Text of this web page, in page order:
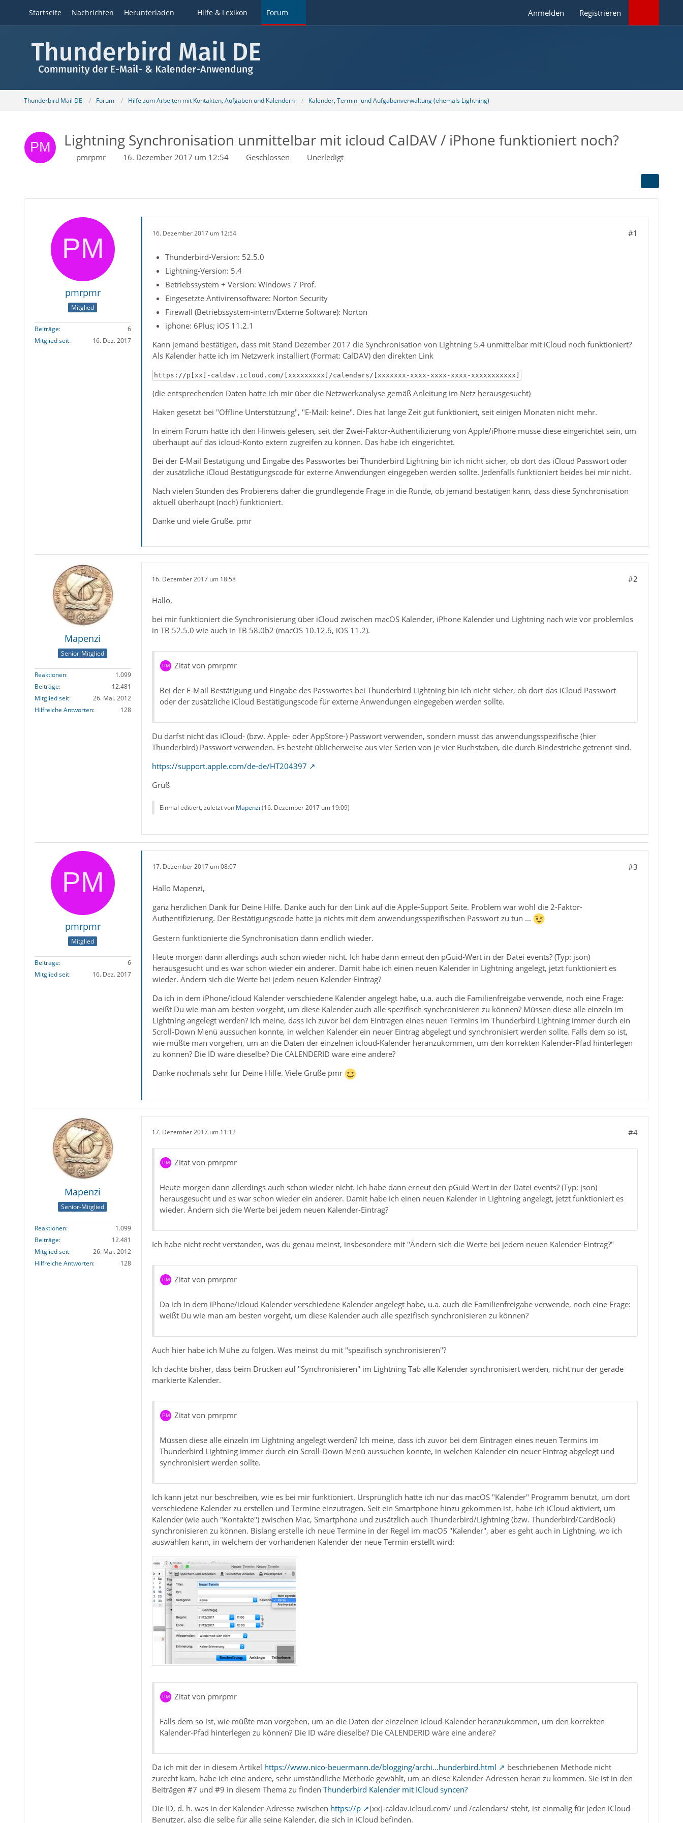
Startseite Nachrichten Herunterladen Hilfe & Lexikon Forum Anmelden Registrieren
Thunderbird Mail DE Forum Hilfe zum Arbeiten mit Kontakten, Aufgaben und Kalendern Kalender, Termin- und Aufgabenverwaltung (ehemals Lightning)
Lightning Synchronisation unmittelbar mit icloud CalDAV / iPhone funktioniert noch?
pmrpmr 16. Dezember 2017 um 12:54 Geschlossen Unerledigt
pmrpmr
Mitglied
Beiträge
6
Mitglied seit
16. Dez. 2017
16. Dezember 2017 um 12:54 #1
Thunderbird-Version: 52.5.0
Lightning-Version: 5.4
Betriebssystem + Version: Windows 7 Prof.
Eingesetzte Antivirensoftware: Norton Security
Firewall (Betriebssystem-intern/Externe Software): Norton
iphone: 6Plus; iOS 11.2.1
Kann jemand bestätigen, dass mit Stand Dezember 2017 die Synchronisation von Lightning 5.4 unmittelbar mit iCloud noch funktioniert?
Als Kalender hatte ich im Netzwerk installiert (Format: CalDAV) den direkten Link
https://p[xx]-caldav.icloud.com/[xxxxxxxxx]/calendars/[xxxxxxx-xxxx-xxxx-xxxx-xxxxxxxxxxx]
(die entsprechenden Daten hatte ich mir über die Netzwerkanalyse gemäß Anleitung im Netz herausgesucht)
Haken gesetzt bei "Offline Unterstützung", "E-Mail: keine". Dies hat lange Zeit gut funktioniert, seit einigen Monaten nicht mehr.
In einem Forum hatte ich den Hinweis gelesen, seit der Zwei-Faktor-Authentifizierung von Apple/iPhone müsse diese eingerichtet sein, um
überhaupt auf das icloud-Konto extern zugreifen zu können. Das habe ich eingerichtet.
Bei der E-Mail Bestätigung und Eingabe des Passwortes bei Thunderbird Lightning bin ich nicht sicher, ob dort das iCloud Passwort oder
der zusätzliche iCloud Bestätigungscode für externe Anwendungen eingegeben werden sollte. Jedenfalls funktioniert beides bei mir nicht.
Nach vielen Stunden des Probierens daher die grundlegende Frage in die Runde, ob jemand bestätigen kann, dass diese Synchronisation
aktuell überhaupt (noch) funktioniert.
Danke und viele Grüße. pmr
Mapenzi
Senior-Mitglied
Reaktionen
1.099
Beiträge
12.481
Mitglied seit
26. Mai. 2012
Hilfreiche Antworten
128
16. Dezember 2017 um 18:58 #2
Hallo,
bei mir funktioniert die Synchronisierung über iCloud zwischen macOS Kalender, iPhone Kalender und Lightning nach wie vor problemlos
in TB 52.5.0 wie auch in TB 58.0b2 (macOS 10.12.6, iOS 11.2).
Zitat von pmrpmr
Bei der E-Mail Bestätigung und Eingabe des Passwortes bei Thunderbird Lightning bin ich nicht sicher, ob dort das iCloud Passwort
oder der zusätzliche iCloud Bestätigungscode für externe Anwendungen eingegeben werden sollte.
Du darfst nicht das iCloud- (bzw. Apple- oder AppStore-) Passwort verwenden, sondern musst das anwendungsspezifische (hier
Thunderbird) Passwort verwenden. Es besteht üblicherweise aus vier Serien von je vier Buchstaben, die durch Bindestriche getrennt sind.
https://support.apple.com/de-de/HT204397
Gruß
Einmal editiert, zuletzt von Mapenzi (16. Dezember 2017 um 19:09)
pmrpmr
Mitglied
Beiträge
6
Mitglied seit
16. Dez. 2017
17. Dezember 2017 um 08:07 #3
Hallo Mapenzi,
ganz herzlichen Dank für Deine Hilfe. Danke auch für den Link auf die Apple-Support Seite. Problem war wohl die 2-Faktor-
Authentifizierung. Der Bestätigungscode hatte ja nichts mit dem anwendungsspezifischen Passwort zu tun ...
Gestern funktionierte die Synchronisation dann endlich wieder.
Heute morgen dann allerdings auch schon wieder nicht. Ich habe dann erneut den pGuid-Wert in der Datei events? (Typ: json)
herausgesucht und es war schon wieder ein anderer. Damit habe ich einen neuen Kalender in Lightning angelegt, jetzt funktioniert es
wieder. Ändern sich die Werte bei jedem neuen Kalender-Eintrag?
Da ich in dem iPhone/icloud Kalender verschiedene Kalender angelegt habe, u.a. auch die Familienfreigabe verwende, noch eine Frage:
weißt Du wie man am besten vorgeht, um diese Kalender auch alle spezifisch synchronisieren zu können? Müssen diese alle einzeln im
Lightning angelegt werden? Ich meine, dass ich zuvor bei dem Eintragen eines neuen Termins im Thunderbird Lightning immer durch ein
Scroll-Down Menü aussuchen konnte, in welchen Kalender ein neuer Eintrag abgelegt und synchronisiert werden sollte. Falls dem so ist,
wie müßte man vorgehen, um an die Daten der einzelnen icloud-Kalender heranzukommen, um den korrekten Kalender-Pfad hinterlegen
zu können? Die ID wäre dieselbe? Die CALENDERID wäre eine andere?
Danke nochmals sehr für Deine Hilfe. Viele Grüße pmr
Mapenzi
Senior-Mitglied
Reaktionen
1.099
Beiträge
12.481
Mitglied seit
26. Mai. 2012
Hilfreiche Antworten
128
17. Dezember 2017 um 11:12 #4
Zitat von pmrpmr
Heute morgen dann allerdings auch schon wieder nicht. Ich habe dann erneut den pGuid-Wert in der Datei events? (Typ: json)
herausgesucht und es war schon wieder ein anderer. Damit habe ich einen neuen Kalender in Lightning angelegt, jetzt funktioniert es
wieder. Ändern sich die Werte bei jedem neuen Kalender-Eintrag?
Ich habe nicht recht verstanden, was du genau meinst, insbesondere mit "Ändern sich die Werte bei jedem neuen Kalender-Eintrag?"
Zitat von pmrpmr
Da ich in dem iPhone/icloud Kalender verschiedene Kalender angelegt habe, u.a. auch die Familienfreigabe verwende, noch eine Frage:
weißt Du wie man am besten vorgeht, um diese Kalender auch alle spezifisch synchronisieren zu können?
Auch hier habe ich Mühe zu folgen. Was meinst du mit "spezifisch synchronisieren"?
Ich dachte bisher, dass beim Drücken auf "Synchronisieren" im Lightning Tab alle Kalender synchronisiert werden, nicht nur der gerade
markierte Kalender.
Zitat von pmrpmr
Müssen diese alle einzeln im Lightning angelegt werden? Ich meine, dass ich zuvor bei dem Eintragen eines neuen Termins im
Thunderbird Lightning immer durch ein Scroll-Down Menü aussuchen konnte, in welchen Kalender ein neuer Eintrag abgelegt und
synchronisiert werden sollte.
Ich kann jetzt nur beschreiben, wie es bei mir funktioniert. Ursprünglich hatte ich nur das macOS "Kalender" Programm benutzt, um dort
verschiedene Kalender zu erstellen und Termine einzutragen. Seit ein Smartphone hinzu gekommen ist, habe ich iCloud aktiviert, um
Kalender (wie auch "Kontakte") zwischen Mac, Smartphone und zusätzlich auch Thunderbird/Lightning (bzw. Thunderbird/CardBook)
synchronisieren zu können. Bislang erstelle ich neue Termine in der Regel im macOS "Kalender", aber es geht auch in Lightning, wo ich
auswählen kann, in welchem der vorhandenen Kalender der neue Termin erstellt wird:
Zitat von pmrpmr
Falls dem so ist, wie müßte man vorgehen, um an die Daten der einzelnen icloud-Kalender heranzukommen, um den korrekten
Kalender-Pfad hinterlegen zu können? Die ID wäre dieselbe? Die CALENDERID wäre eine andere?
Da ich mit der in diesem Artikel https://www.nico-beuermann.de/blogging/archi…hunderbird.html
beschriebenen Methode nicht
zurecht kam, habe ich eine andere, sehr umständliche Methode gewählt, um an diese Kalender-Adressen heran zu kommen. Sie ist in den
Beitrâgen #7 und #9 in diesem Thema zu finden Thunderbird Kalender mit ICloud syncen?
Die ID, d. h. was in der Kalender-Adresse zwischen https://p
[xx]-caldav.icloud.com/ und /calendars/ steht, ist einmalig für jeden iCloud-
Benutzer, also die selbe für alle seine Kalender, die sich in iCloud befinden.